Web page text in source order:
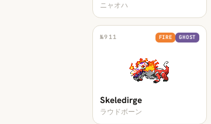
ニャオハ
№911 FIRE GHOST
Skeledirge
ラウドボーン